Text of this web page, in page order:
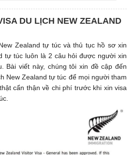
DU LỊCH NEW ZEALAND
Zealand tự túc và thủ tục hồ sơ xin
tự túc luôn là 2 câu hỏi được người xin
Bài viết này, chúng tôi xin đề cập đến
New Zealand tự túc để mọi người tham
cẩn thận về chi phí trước khi xin visa